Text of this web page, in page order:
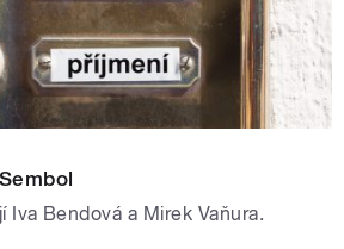
Iva Bendová a Mirek Vaňura.